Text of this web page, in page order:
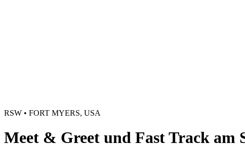
RSW • FORT MYERS, USA
Meet & Greet und Fast Track